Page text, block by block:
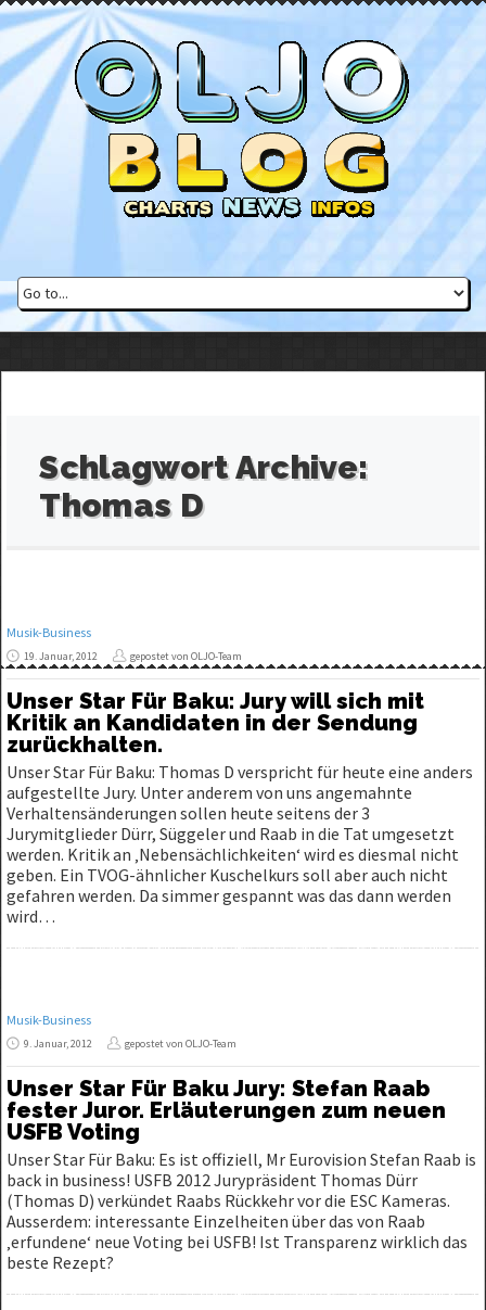
Schlagwort Archive:
Thomas D
Musik-Business
19. Januar, 2012 gepostet von OLJO-Team
Unser Star Für Baku: Jury will sich mit
Kritik an Kandidaten in der Sendung
zurückhalten.
Unser Star Für Baku: Thomas D verspricht für heute eine anders
aufgestellte Jury. Unter anderem von uns angemahnte
Verhaltensänderungen sollen heute seitens der 3
Jurymitglieder Dürr, Süggeler und Raab in die Tat umgesetzt
werden. Kritik an ‚Nebensächlichkeiten‘ wird es diesmal nicht
geben. Ein TVOG-ähnlicher Kuschelkurs soll aber auch nicht
gefahren werden. Da simmer gespannt was das dann werden
wird…
Musik-Business
9. Januar, 2012 gepostet von OLJO-Team
Unser Star Für Baku Jury: Stefan Raab
fester Juror. Erläuterungen zum neuen
USFB Voting
Unser Star Für Baku: Es ist offiziell, Mr Eurovision Stefan Raab is
back in business! USFB 2012 Jurypräsident Thomas Dürr
(Thomas D) verkündet Raabs Rückkehr vor die ESC Kameras.
Ausserdem: interessante Einzelheiten über das von Raab
‚erfundene‘ neue Voting bei USFB! Ist Transparenz wirklich das
beste Rezept?